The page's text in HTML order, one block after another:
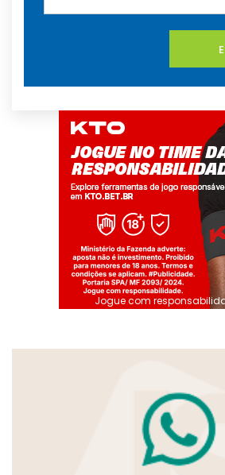
Jogue com